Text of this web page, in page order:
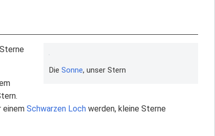
Die Sonne, unser Stern
einem Schwarzen Loch werden, kleine Sterne